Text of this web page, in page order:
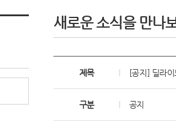
새로운 소식을 만나
제목 [공지] 딜라
구분 공지